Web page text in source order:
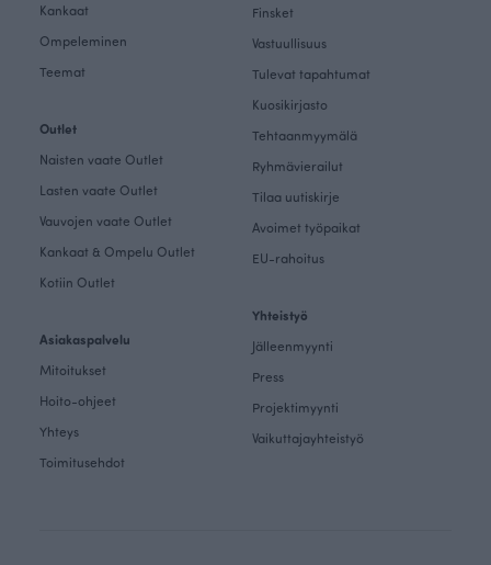
Kankaat
Ompeleminen
Teemat
Outlet
Naisten vaate Outlet
Lasten vaate Outlet
Vauvojen vaate Outlet
Kankaat & Ompelu Outlet
Kotiin Outlet
Asiakaspalvelu
Mitoitukset
Hoito-ohjeet
Yhteys
Toimitusehdot
Finsket
Vastuullisuus
Tulevat tapahtumat
Kuosikirjasto
Tehtaanmyymälä
Ryhmävierailut
Tilaa uutiskirje
Avoimet työpaikat
EU-rahoitus
Yhteistyö
Jälleenmyynti
Press
Projektimyynti
Vaikuttajayhteistyö